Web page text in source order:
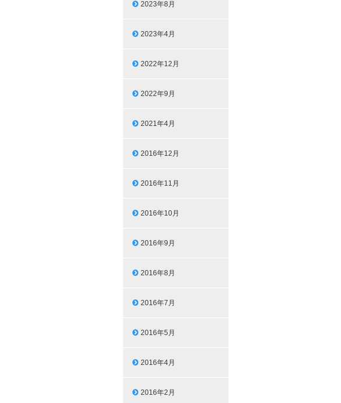
2023年8月
2023年4月
2022年12月
2022年9月
2021年4月
2016年12月
2016年11月
2016年10月
2016年9月
2016年8月
2016年7月
2016年5月
2016年4月
2016年2月